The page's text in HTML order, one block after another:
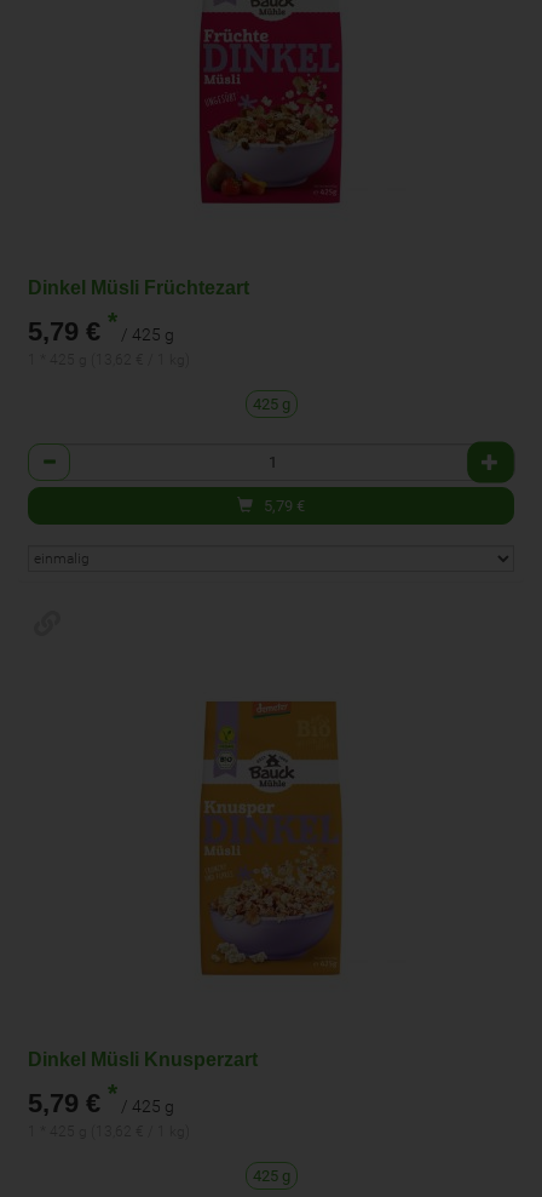
Dinkel Müsli Früchtezart
5,79 € * / 425 g
425 g
Anzahl
5,79 €
Dinkel Müsli Knusperzart
5,79 € * / 425 g
425 g